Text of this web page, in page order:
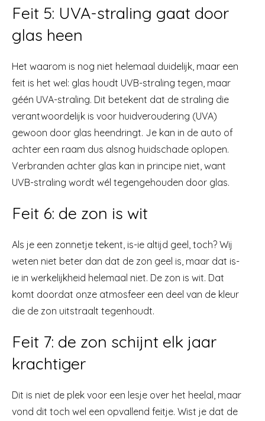
Feit 5: UVA-straling gaat door
glas heen
Het waarom is nog niet helemaal duidelijk, maar een
feit is het wel: glas houdt UVB-straling tegen, maar
géén UVA-straling. Dit betekent dat de straling die
verantwoordelijk is voor huidveroudering (UVA)
gewoon door glas heendringt. Je kan in de auto of
achter een raam dus alsnog huidschade oplopen.
Verbranden achter glas kan in principe niet, want
UVB-straling wordt wél tegengehouden door glas.
Feit 6: de zon is wit
Als je een zonnetje tekent, is-ie altijd geel, toch? Wij
weten niet beter dan dat de zon geel is, maar dat is-
ie in werkelijkheid helemaal niet. De zon is wit. Dat
komt doordat onze atmosfeer een deel van de kleur
die de zon uitstraalt tegenhoudt.
Feit 7: de zon schijnt elk jaar
krachtiger
Dit is niet de plek voor een lesje over het heelal, maar
vond dit toch wel een opvallend feitje. Wist je dat de